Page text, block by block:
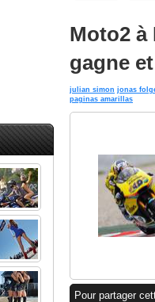
Moto2 à
gagne
julian simon jonas
paginas amarillas
Pour partager